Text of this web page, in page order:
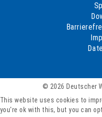
© 2026 Deutscher
This website uses cookies to
you're ok with this, but you can